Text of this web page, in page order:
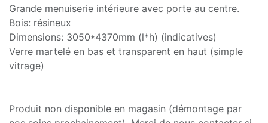
Grande menuiserie intérieure avec porte au centre.
Bois: résineux
Dimensions: 3050*4370mm (l*h) (indicatives)
Verre martelé en bas et transparent en haut (simple
vitrage)
Produit non disponible en magasin (démontage par